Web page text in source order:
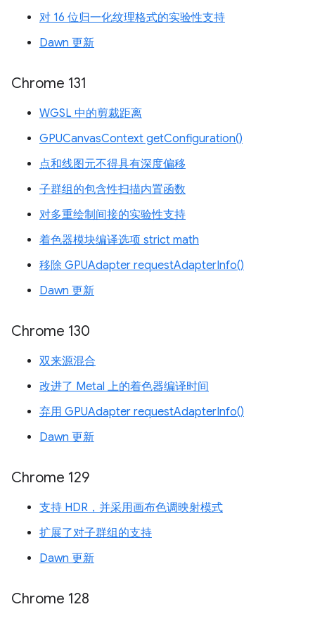
对 16 位归一化纹理格式的实验性支持
Dawn 更新
Chrome 131
WGSL 中的剪裁距离
GPUCanvasContext getConfiguration()
点和线图元不得具有深度偏移
子群组的包含性扫描内置函数
对多重绘制间接的实验性支持
着色器模块编译选项 strict math
移除 GPUAdapter requestAdapterInfo()
Dawn 更新
Chrome 130
双来源混合
改进了 Metal 上的着色器编译时间
弃用 GPUAdapter requestAdapterInfo()
Dawn 更新
Chrome 129
支持 HDR，并采用画布色调映射模式
扩展了对子群组的支持
Dawn 更新
Chrome 128